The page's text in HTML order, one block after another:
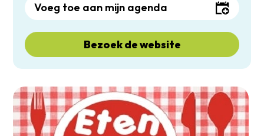
Voeg toe aan mijn agenda
Bezoek de website